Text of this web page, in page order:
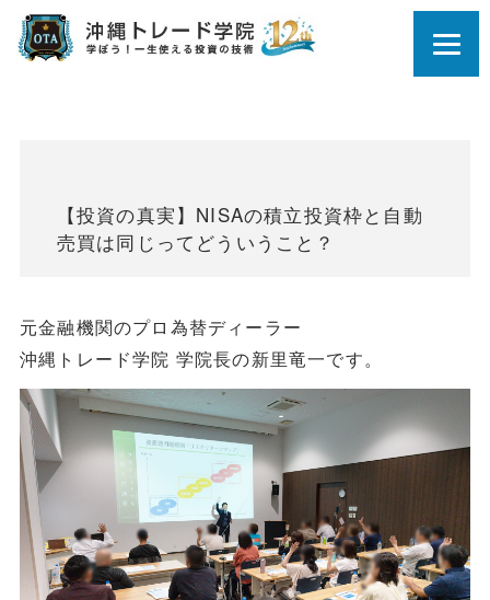
【投資の真実】NISAの積立投資枠と自動
売買は同じってどういうこと？
元金融機関のプロ為替ディーラー
沖縄トレード学院 学院長の新里竜一です。